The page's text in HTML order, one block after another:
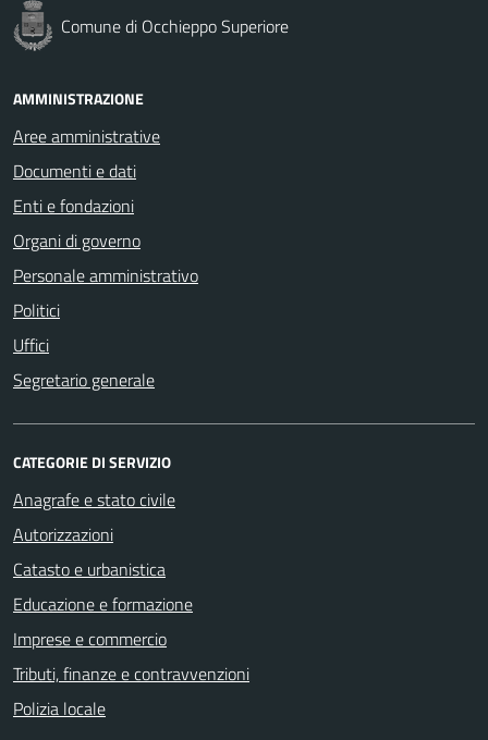
Comune di Occhieppo Superiore
AMMINISTRAZIONE
Aree amministrative
Documenti e dati
Enti e fondazioni
Organi di governo
Personale amministrativo
Politici
Uffici
Segretario generale
CATEGORIE DI SERVIZIO
Anagrafe e stato civile
Autorizzazioni
Catasto e urbanistica
Educazione e formazione
Imprese e commercio
Tributi, finanze e contravvenzioni
Polizia locale